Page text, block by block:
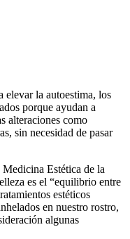
elevar la autoestima, los
porque ayudan a
alteraciones como
sin necesidad de pasar
Estética de la
es el “equilibrio entre
estéticos
en nuestro rostro,
algunas